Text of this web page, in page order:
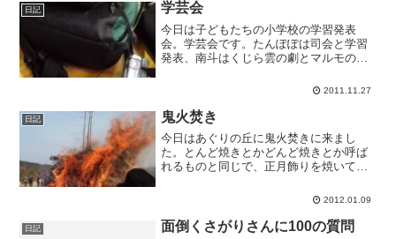
玉に瑕。コットン:♀...
日記 学芸会
今日は子どもたちの小学校の学習発表
会。学芸会です。たんぽぽは司会と学習
発表、南斗はくじら雲の劇とマルモの歌
ョンのビデオカメラが欲しいなあ。2011.11.27
日記 鬼火焚き
今日はあぐりの丘に鬼火焚きに来まし
た。とんど焼きとかどんど焼きとか呼ば
れるものと同じで、正月飾りを焼いて無
かで、人も多いです。お餅を焼いて食べ
2012.01.09
日記 面倒くさがりさんに100の質問